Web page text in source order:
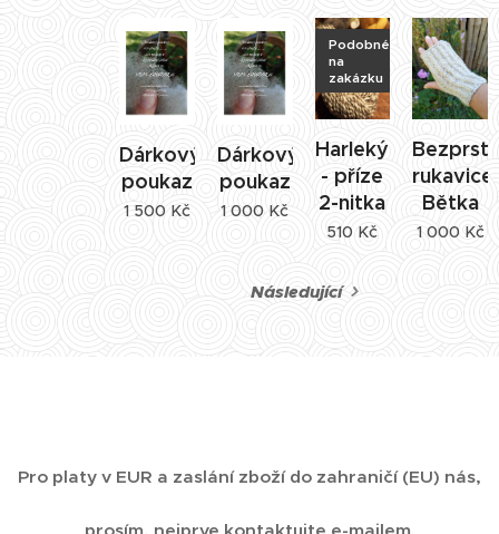
Dárkový
poukaz
1 500 Kč
Dárkový
poukaz
1 000 Kč
Harlekýn
- příze
2-nitka
Podobné
na
zakázku
510 Kč
rukavice
Bětka
1 000 Kč
Následující
Pro platy v EUR a zaslání zboží do zahraničí (EU) nás,